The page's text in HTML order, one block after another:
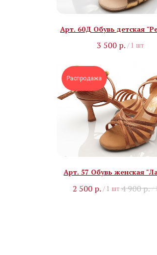
Арт. 60Д Обувь детская
3 500 р. / 1 шт
Распродажа
Арт. 57 Обувь женская
2 500 р. / 1 шт 4 900р./